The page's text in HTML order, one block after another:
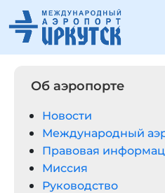
Об аэропорте
Новости
Международный
Правовая
Миссия
Руководство